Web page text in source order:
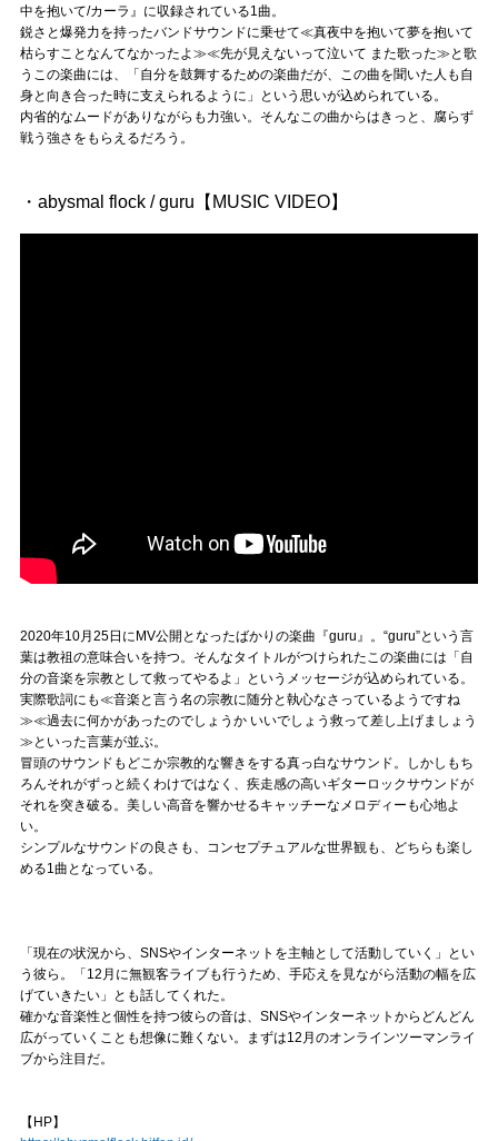
中を抱いて/カーラ』に収録されている1曲。
鋭さと爆発力を持ったバンドサウンドに乗せて≪真夜中を抱いて夢を抱いて
枯らすことなんてなかったよ≫≪先が見えないって泣いて また歌った≫と歌
うこの楽曲には、「自分を鼓舞するための楽曲だが、この曲を聞いた人も自
身と向き合った時に支えられるように」という思いが込められている。
内省的なムードがありながらも力強い。そんなこの曲からはきっと、腐らず
戦う強さをもらえるだろう。
・abysmal flock / guru【MUSIC VIDEO】
2020年10月25日にMV公開となったばかりの楽曲『guru』。“guru”という言
葉は教祖の意味合いを持つ。そんなタイトルがつけられたこの楽曲には「自
分の音楽を宗教として救ってやるよ」というメッセージが込められている。
実際歌詞にも≪音楽と言う名の宗教に随分と執心なさっているようですね
≫≪過去に何かがあったのでしょうか いいでしょう救って差し上げましょう
≫といった言葉が並ぶ。
冒頭のサウンドもどこか宗教的な響きをする真っ白なサウンド。しかしもち
ろんそれがずっと続くわけではなく、疾走感の高いギターロックサウンドが
それを突き破る。美しい高音を響かせるキャッチーなメロディーも心地よ
い。
シンプルなサウンドの良さも、コンセプチュアルな世界観も、どちらも楽し
める1曲となっている。
「現在の状況から、SNSやインターネットを主軸として活動していく」とい
う彼ら。「12月に無観客ライブも行うため、手応えを見ながら活動の幅を広
げていきたい」とも話してくれた。
確かな音楽性と個性を持つ彼らの音は、SNSやインターネットからどんどん
広がっていくことも想像に難くない。まずは12月のオンラインツーマンライ
ブから注目だ。
【HP】